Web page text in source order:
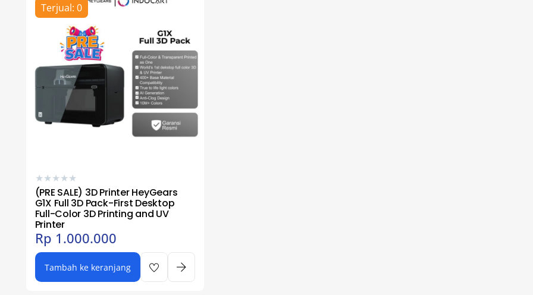
Terjual: 0
★★★★★
(PRE SALE) 3D Printer HeyGears
G1X Full 3D Pack-First Desktop
Full-Color 3D Printing and UV
Printer
Rp 1.000.000
Tambah ke keranjang